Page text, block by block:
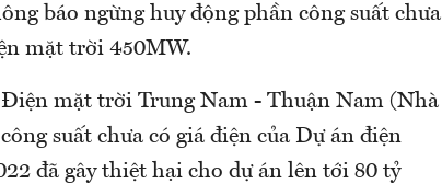
báo ngừng huy động phần công suất chưa
mặt trời 450MW.
mặt trời Trung Nam - Thuận Nam (Nhà
suất chưa có giá điện của Dự án điện
đã gây thiệt hại cho dự án lên tới 80 tỷ